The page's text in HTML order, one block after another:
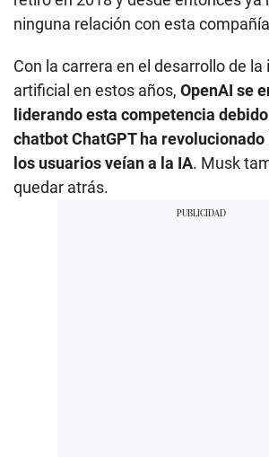
ninguna relación con esta
Con la carrera en el desarrollo de
artificial en estos años, OpenAI se
liderando esta competencia
chatbot ChatGPT ha
los usuarios veían a la IA. Musk
quedar atrás.